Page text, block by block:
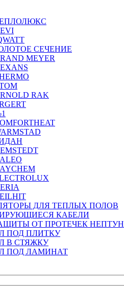
СЕЧЕНИЕ
MEYER
RAK
ДЛЯ ТЕПЛЫХ ПОЛОВ
КАБЕЛИ
ОТ ПРОТЕЧЕК НЕПТУН
ПОД ПЛИТКУ
В СТЯЖКУ
ПОД ЛАМИНАТ